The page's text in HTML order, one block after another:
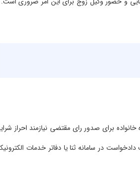
برای صدور رای مقتضی نیازمند احراز
در سامانه ثنا یا دفاتر خدمات